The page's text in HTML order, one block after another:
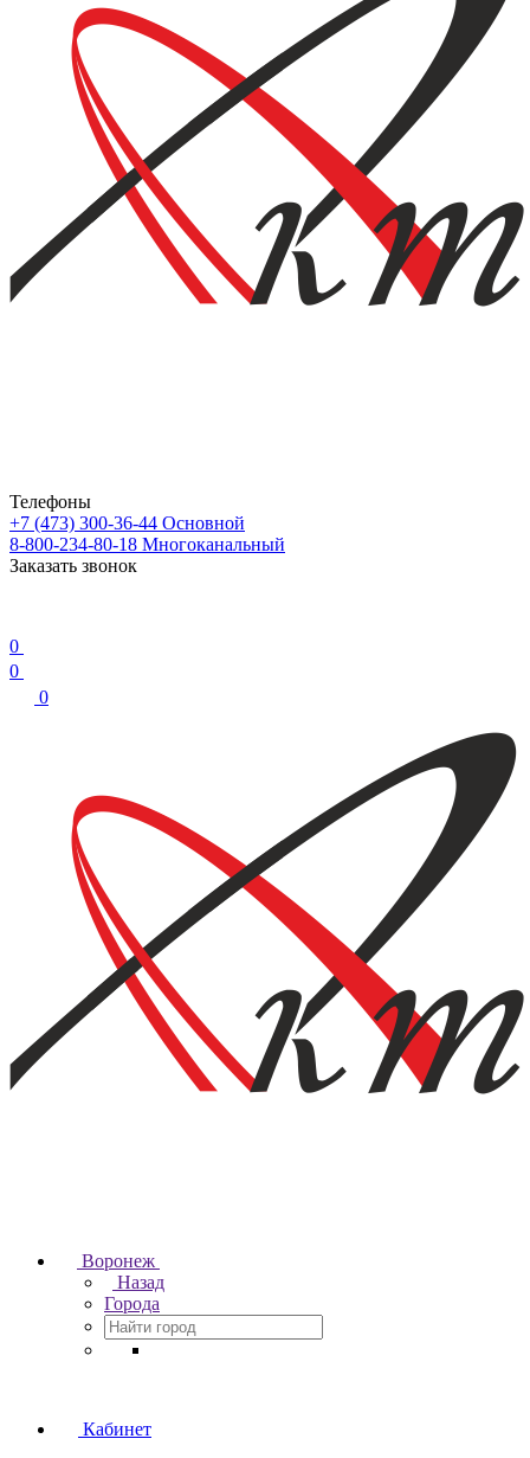
Телефоны
+7 (473) 300-36-44 Основной
8-800-234-80-18 Многоканальный
Заказать звонок
0
0
0
Воронеж
Назад
Города
Кабинет